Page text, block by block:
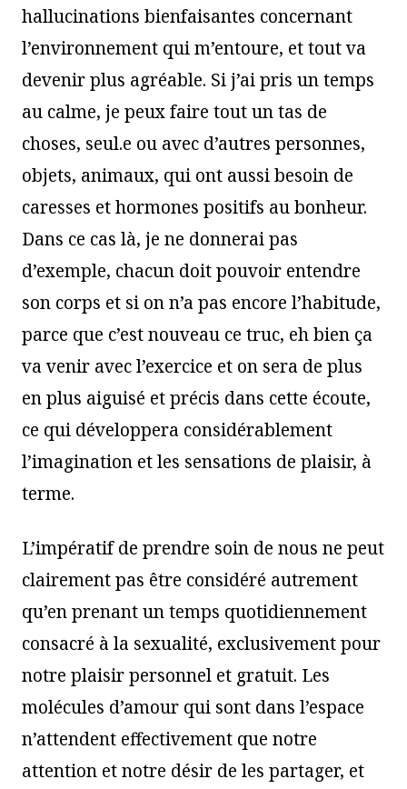
hallucinations bienfaisantes concernant
l’environnement qui m’entoure, et tout va
devenir plus agréable. Si j’ai pris un temps
au calme, je peux faire tout un tas de
choses, seul.e ou avec d’autres personnes,
objets, animaux, qui ont aussi besoin de
caresses et hormones positifs au bonheur.
Dans ce cas là, je ne donnerai pas
d’exemple, chacun doit pouvoir entendre
son corps et si on n’a pas encore l’habitude,
parce que c’est nouveau ce truc, eh bien ça
va venir avec l’exercice et on sera de plus
en plus aiguisé et précis dans cette écoute,
ce qui développera considérablement
l’imagination et les sensations de plaisir, à
terme.
L’impératif de prendre soin de nous ne peut
clairement pas être considéré autrement
qu’en prenant un temps quotidiennement
consacré à la sexualité, exclusivement pour
notre plaisir personnel et gratuit. Les
molécules d’amour qui sont dans l’espace
n’attendent effectivement que notre
attention et notre désir de les partager, et